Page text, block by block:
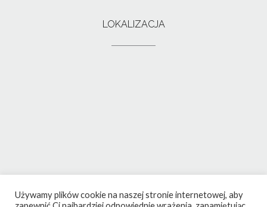
LOKALIZACJA
Używamy plików cookie na naszej stronie internetowej, aby